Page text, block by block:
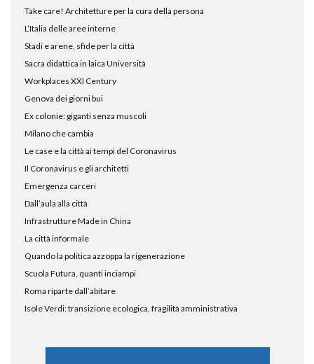
Take care! Architetture per la cura della persona
L’Italia delle aree interne
Stadi e arene, sfide per la città
Sacra didattica in laica Università
Workplaces XXI Century
Genova dei giorni bui
Ex colonie: giganti senza muscoli
Milano che cambia
Le case e la città ai tempi del Coronavirus
Il Coronavirus e gli architetti
Emergenza carceri
Dall’aula alla città
Infrastrutture Made in China
La città informale
Quando la politica azzoppa la rigenerazione
Scuola Futura, quanti inciampi
Roma riparte dall’abitare
Isole Verdi: transizione ecologica, fragilità amministrativa